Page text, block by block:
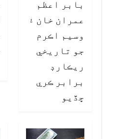
بابر اعظم
عمران خان ۽
وسيم اڪرم
جو تاريخي
ريڪارڊ
برابر ڪري
ڇڏيو